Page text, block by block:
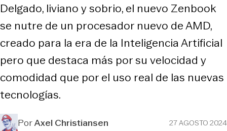
Delgado, liviano y sobrio, el nuevo Zenbook
se nutre de un procesador nuevo de AMD,
creado para la era de la Inteligencia Artificial
pero que destaca más por su velocidad y
comodidad que por el uso real de las nuevas
tecnologías.
PorAxel Christiansen 27 AGOSTO 2024